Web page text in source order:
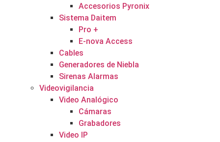
Accesorios Pyronix
Sistema Daitem
Pro +
E-nova Access
Cables
Generadores de Niebla
Sirenas Alarmas
Videovigilancia
Video Analógico
Cámaras
Grabadores
Video IP